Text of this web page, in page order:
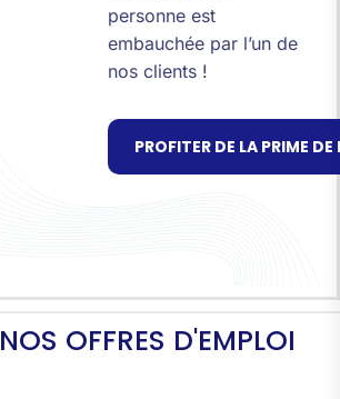
personne est
embauchée par l’un de
nos clients !
PROFITER DE LA PRIME
NOS OFFRES D'EMPLOI